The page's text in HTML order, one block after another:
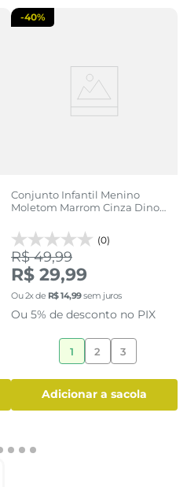
Conjunto Infantil Menino
Moletom Marrom Cinza Dino
(0)
-40%
R$ 49,99
R$ 29,99
Ou2x de R$14,99sem juros
Ou 5% de desconto no PIX
1 2 3
adicionar a sacola